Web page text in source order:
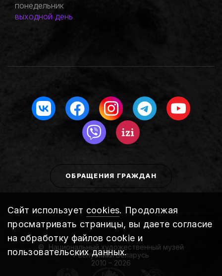
Сайт использует cookies. Продолжая
просматривать страницы, вы даете согласие
на обработку файлов cookie и
пользовательских данных.
понедельник
выходной день
ОБРАЩЕНИЯ ГРАЖДАН
Национальный художественный музей
Республики Беларусь
2010 – 2026